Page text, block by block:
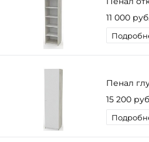
11 000
Пенал
15 200